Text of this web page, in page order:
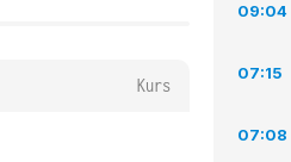
Kurs
09:04
07:15
07:08